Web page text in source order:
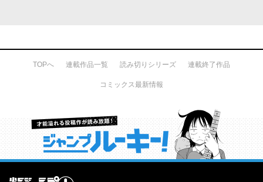
TOPへ 連載作品一覧 読み切りシリーズ 連載終了作品
コミックス最新情報
才能溢れる投稿作が読み放題！ ジャンプルーキー！